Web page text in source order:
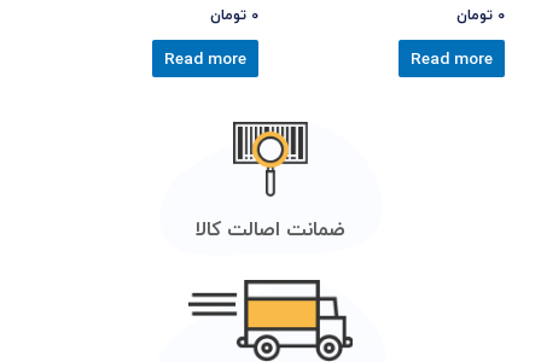
0 تومان
Read more
0 تومان
Read more
ضمانت اصالت کالا